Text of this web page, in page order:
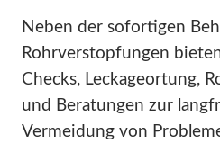
Neben der sofortigen
Rohrverstopfungen
Checks, Leckageortung,
und Beratungen zur
Vermeidung von